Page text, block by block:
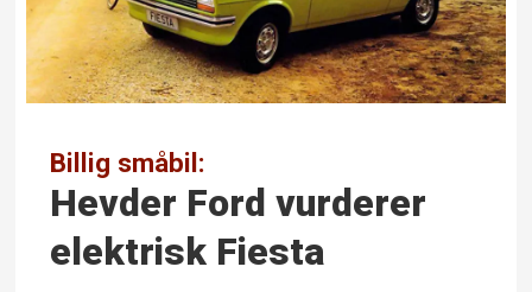
Billig småbil:
Hevder Ford vurderer
elektrisk Fiesta